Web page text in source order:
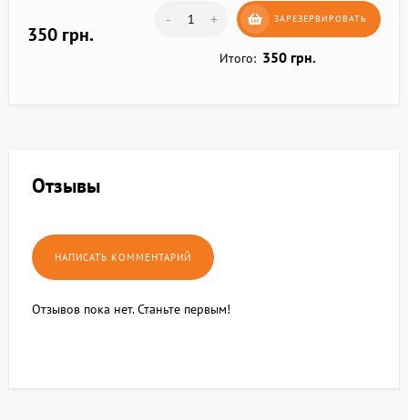
350 грн.
- + ЗАРЕЗЕРВИРОВАТЬ
Итого: 350 грн.
Отзывы
Отзывов пока нет. Станьте первым!